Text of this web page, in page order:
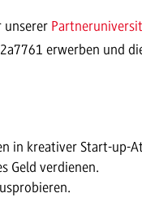
unserer
erwerben und
in kreativer Start-up-
Geld verdienen.